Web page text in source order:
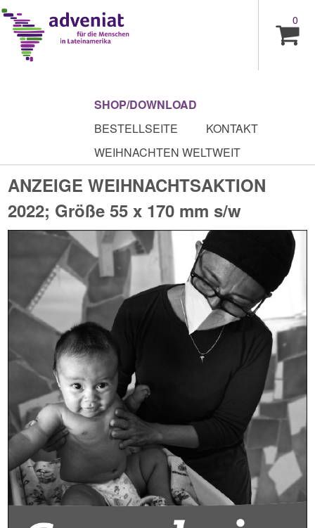
0
SHOP/DOWNLOAD
BESTELLSEITE
KONTAKT
WEIHNACHTEN WELTWEIT
ANZEIGE WEIHNACHTSAKTION
2022; Größe 55 x 170 mm s/w